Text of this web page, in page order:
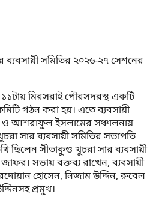
ব্যবসায়ী সমিতির ২০২৬-২৭ সেশনের
মিরসরাই পৌরসদরস্থ একটি
গঠন করা হয়। এতে ব্যবসায়ী
আশরাফুল ইসলামের সঞ্চালনায়
সার ব্যবসায়ী সমিতির সভাপতি
ছিলেন সীতাকুণ্ড খুচরা সার ব্যবসায়ী
সভায় বক্তব্য রাখেন, ব্যবসায়ী
হোসেন, নিজাম উদ্দিন, রুবেল
প্রমুখ।